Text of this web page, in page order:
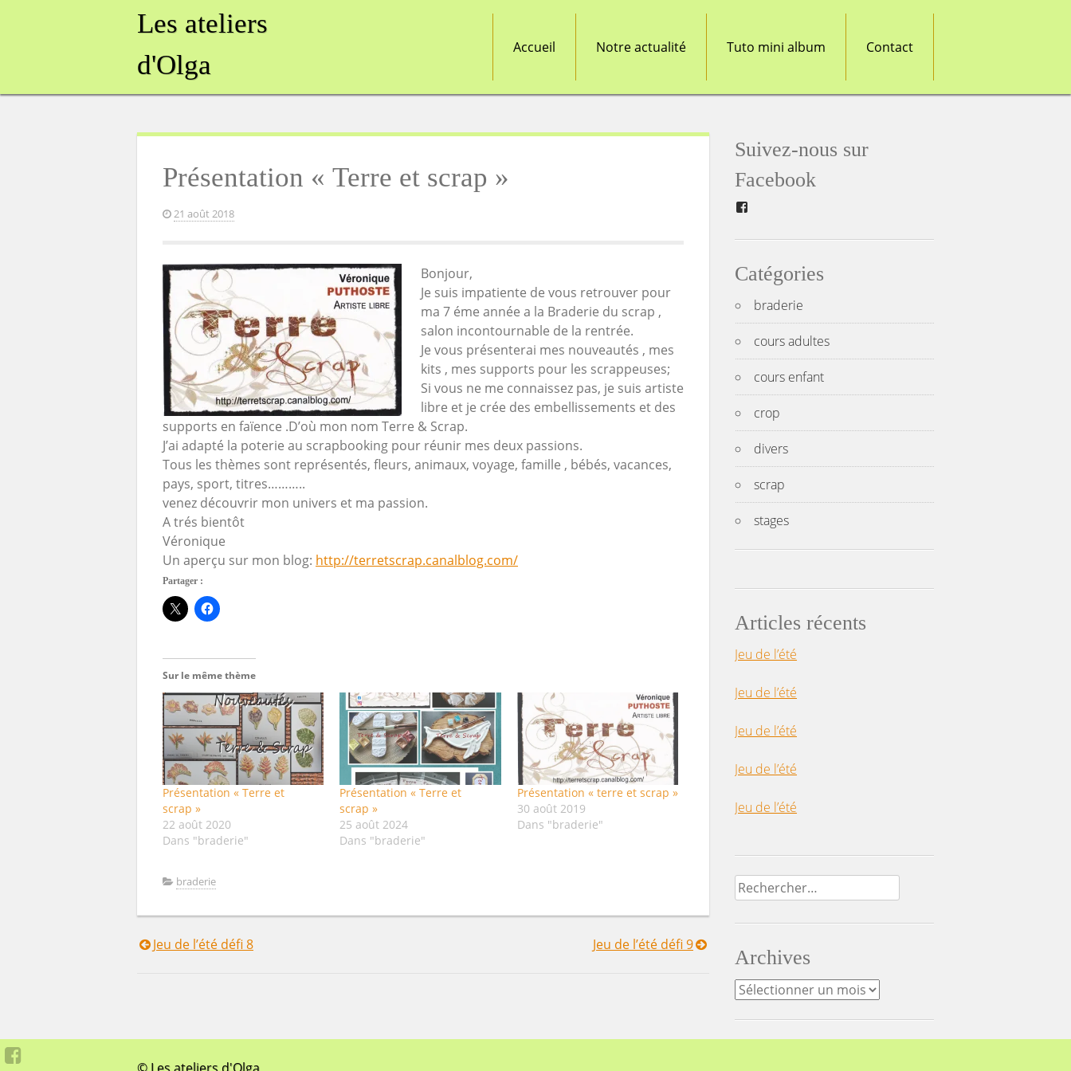
Les ateliers
d'Olga
Accueil Notre actualité Tuto mini album Contact
Présentation « Terre et scrap »
21 août 2018
Bonjour,
Je suis impatiente de vous retrouver pour
ma 7 éme année a la Braderie du scrap ,
salon incontournable de la rentrée.
Je vous présenterai mes nouveautés , mes
kits , mes supports pour les scrappeuses;
Si vous ne me connaissez pas, je suis artiste
libre et je crée des embellissements et des
supports en faïence .D’où mon nom Terre & Scrap.
J’ai adapté la poterie au scrapbooking pour réunir mes deux passions.
Tous les thèmes sont représentés, fleurs, animaux, voyage, famille , bébés, vacances,
pays, sport, titres………..
venez découvrir mon univers et ma passion.
A trés bientôt
Véronique
Un aperçu sur mon blog: http://terretscrap.canalblog.com/
Partager :
Sur le même thème
Présentation « Terre et
scrap »
22 août 2020
Dans "braderie"
Présentation « Terre et
scrap »
25 août 2024
Dans "braderie"
Présentation « terre et scrap »
30 août 2019
Dans "braderie"
braderie
Navigation
Jeu de l’été défi 8 Jeu de l’été défi 9
Suivez-nous sur
Facebook
Catégories
braderie
cours adultes
cours enfant
crop
divers
scrap
stages
Articles récents
Jeu de l’été
Jeu de l’été
Jeu de l’été
Jeu de l’été
Jeu de l’été
Rechercher :
Archives
Archives